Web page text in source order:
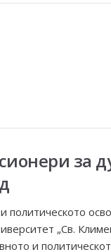
за
политическото
„Св.
и